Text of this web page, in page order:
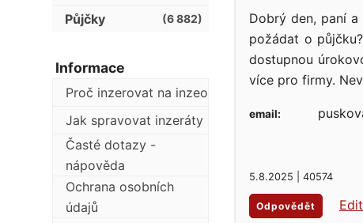
Dobrý den, paní
požádat o
dostupnou
více pro firmy.
5.8.2025 | 40574
email:
Odpovědět
Půjčky (6 882)
Informace
Proč inzerovat na inzeo
Jak spravovat inzeráty
Časté dotazy -
nápověda
Ochrana osobních
údajů